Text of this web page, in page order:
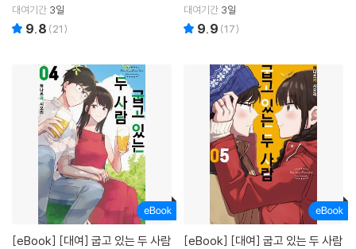
대여기간 3일
9.8 (21)
대여기간 3일
9.9 (17)
[eBook] [eBook]